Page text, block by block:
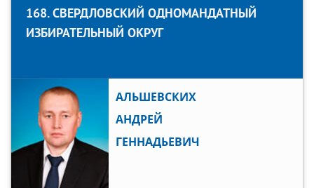
168. СВЕРДЛОВСКИЙ ОДНОМАНДАТНЫЙ
ИЗБИРАТЕЛЬНЫЙ ОКРУГ
АЛЬШЕВСКИХ
АНДРЕЙ
ГЕННАДЬЕВИЧ